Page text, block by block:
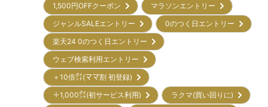
1,500円OFFクーポン
マラソンエントリー
ジャンルSALEエントリー
0のつく日エントリー
楽天24 0のつく日エントリー
ウェブ検索利用エントリー
＋10倍㌽(ママ割 初登録)
＋1,000㌽(初サービス利用)
ラクマ(買い回りに)